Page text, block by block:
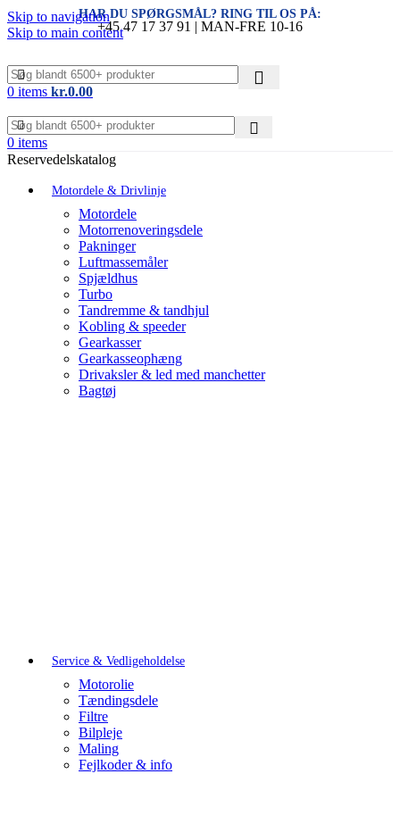
Skip to navigation
Skip to main content
HAR DU SPØRGSMÅL? RING TIL OS PÅ:
+45 47 17 37 91 | MAN-FRE 10-16
0 items kr.0.00
0 items
Reservedelskatalog
Motordele & Drivlinje
Motordele
Motorrenoveringsdele
Pakninger
Luftmassemåler
Spjældhus
Turbo
Tandremme & tandhjul
Kobling & speeder
Gearkasser
Gearkasseophæng
Drivaksler & led med manchetter
Bagtøj
Service & Vedligeholdelse
Motorolie
Tændingsdele
Filtre
Bilpleje
Maling
Fejlkoder & info